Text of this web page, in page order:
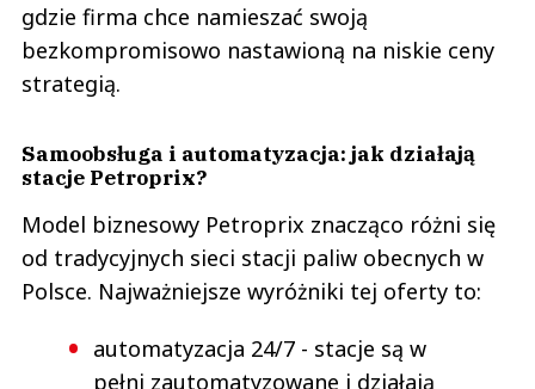
gdzie firma chce namieszać swoją
bezkompromisowo nastawioną na niskie ceny
strategią.
Samoobsługa i automatyzacja: jak działają
stacje Petroprix?
Model biznesowy Petroprix znacząco różni się
od tradycyjnych sieci stacji paliw obecnych w
Polsce. Najważniejsze wyróżniki tej oferty to:
automatyzacja 24/7 - stacje są w
pełni zautomatyzowane i działają